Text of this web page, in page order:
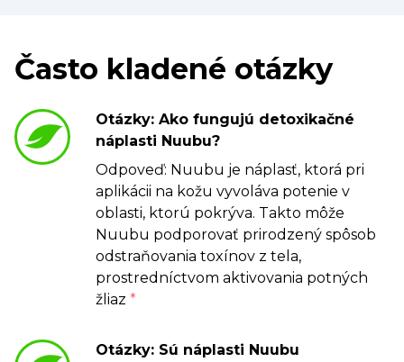
Často kladené otázky
Otázky: Ako fungujú detoxikačné
náplasti Nuubu?
Odpoveď: Nuubu je náplasť, ktorá pri
aplikácii na kožu vyvoláva potenie v
oblasti, ktorú pokrýva. Takto môže
Nuubu podporovať prirodzený spôsob
odstraňovania toxínov z tela,
prostredníctvom aktivovania potných
žliaz *
Otázky: Sú náplasti Nuubu